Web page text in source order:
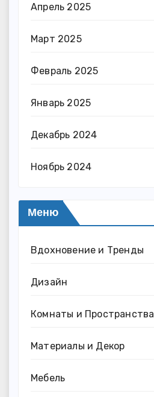
Апрель 2025
Март 2025
Февраль 2025
Январь 2025
Декабрь 2024
Ноябрь 2024
Меню
Вдохновение и Тренды
Дизайн
Комнаты и Пространства
Материалы и Декор
Мебель